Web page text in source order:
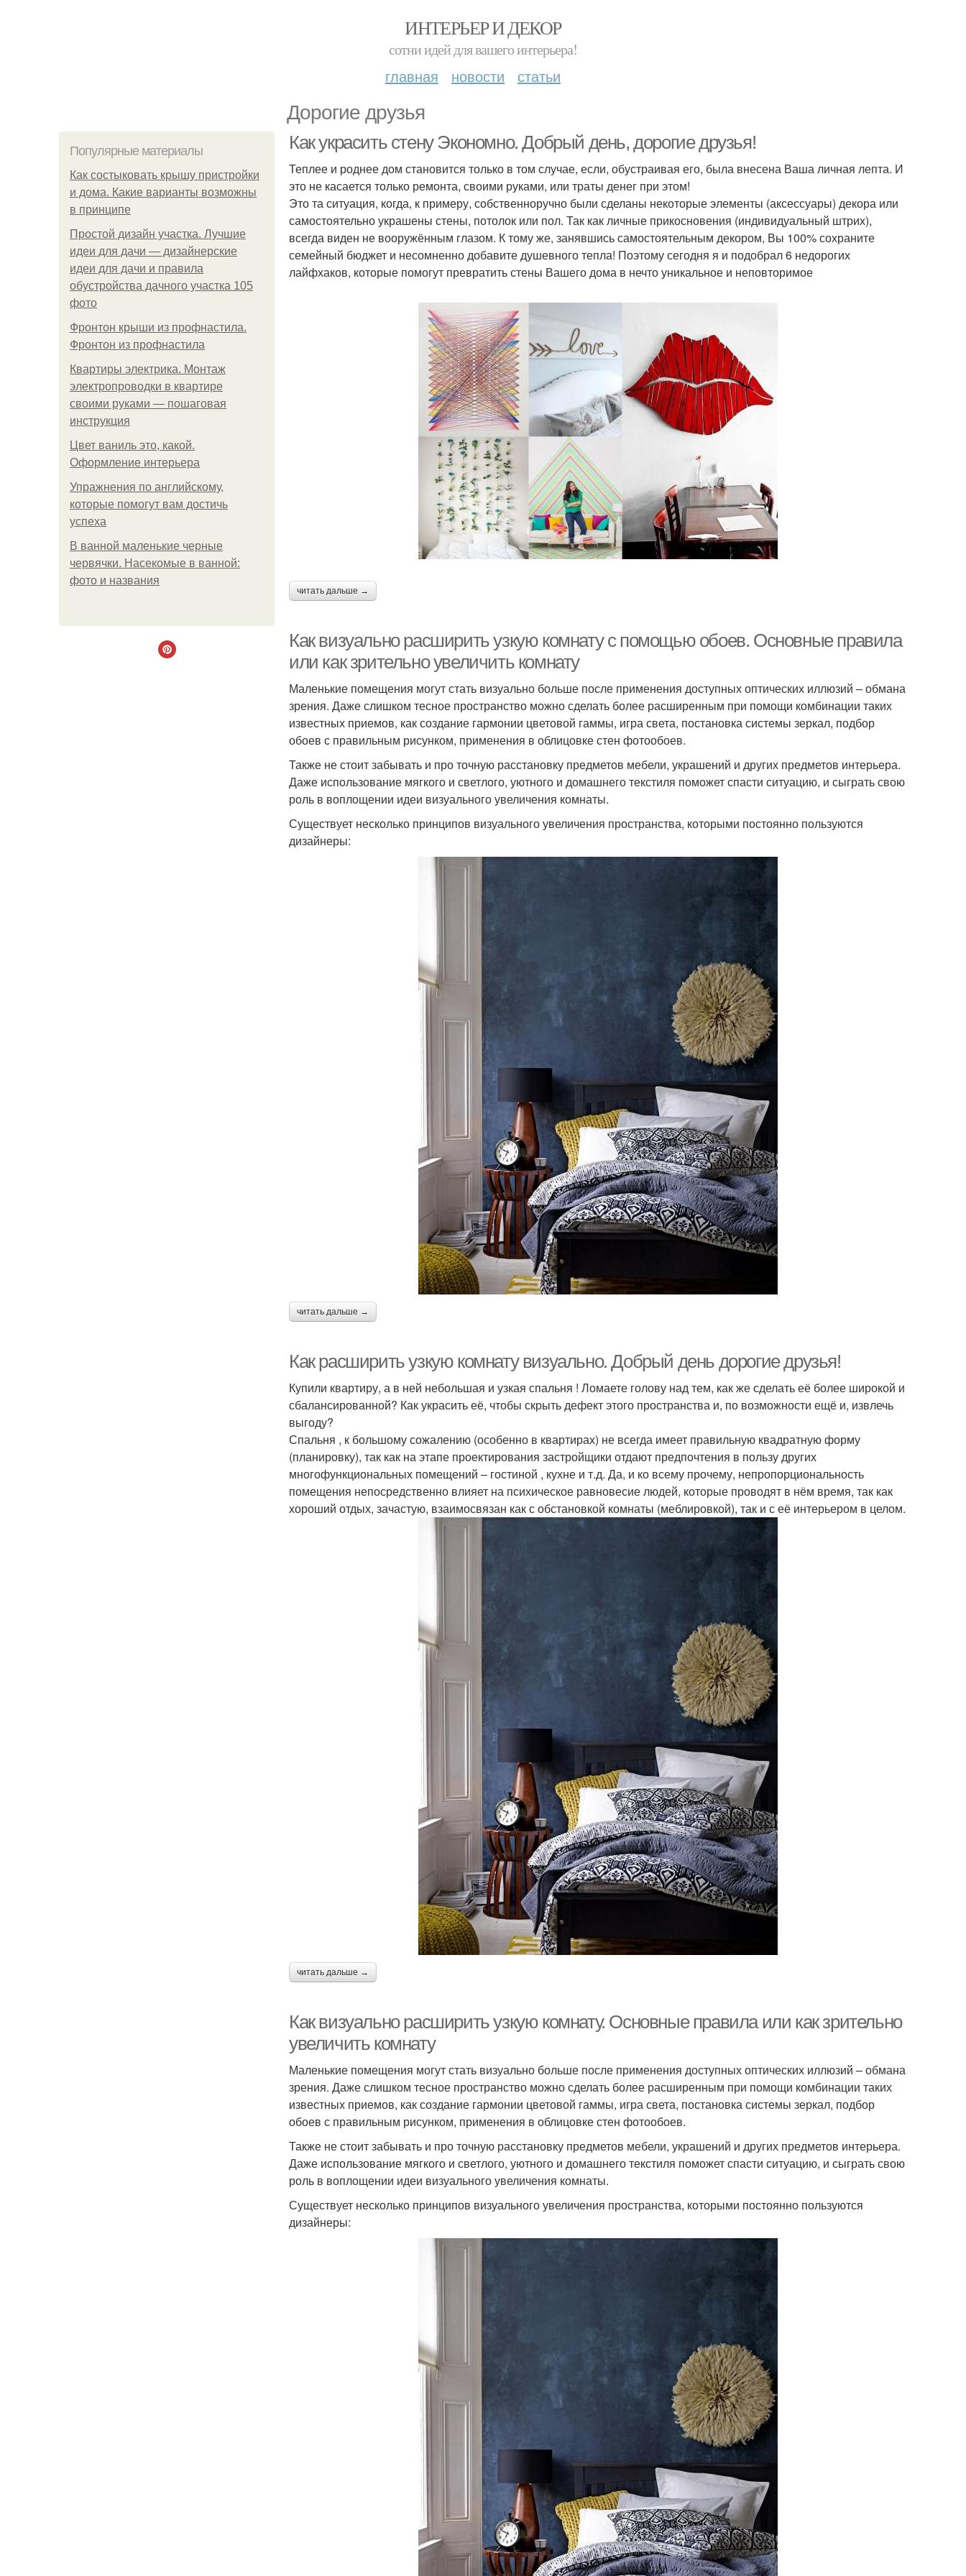
ИНТЕРЬЕР И ДЕКОР
сотни идей для вашего интерьера!
главная новости статьи
Дорогие друзья
Популярные материалы
Как состыковать крышу пристройки
и дома. Какие варианты возможны
в принципе
Простой дизайн участка. Лучшие
идеи для дачи — дизайнерские
идеи для дачи и правила
обустройства дачного участка 105
фото
Фронтон крыши из профнастила.
Фронтон из профнастила
Квартиры электрика. Монтаж
электропроводки в квартире
своими руками — пошаговая
инструкция
Цвет ваниль это, какой.
Оформление интерьера
Упражнения по английскому,
которые помогут вам достичь
успеха
В ванной маленькие черные
червячки. Насекомые в ванной:
фото и названия
Как украсить стену Экономно. Добрый день, дорогие друзья!
Теплее и роднее дом становится только в том случае, если, обустраивая его, была внесена Ваша личная лепта. И
это не касается только ремонта, своими руками, или траты денег при этом!
Это та ситуация, когда, к примеру, собственноручно были сделаны некоторые элементы (аксессуары) декора или
самостоятельно украшены стены, потолок или пол. Так как личные прикосновения (индивидуальный штрих),
всегда виден не вооружённым глазом. К тому же, занявшись самостоятельным декором, Вы 100% сохраните
семейный бюджет и несомненно добавите душевного тепла! Поэтому сегодня я и подобрал 6 недорогих
лайфхаков, которые помогут превратить стены Вашего дома в нечто уникальное и неповторимое
читать дальше →
Как визуально расширить узкую комнату с помощью обоев. Основные правила
или как зрительно увеличить комнату
Маленькие помещения могут стать визуально больше после применения доступных оптических иллюзий – обмана
зрения. Даже слишком тесное пространство можно сделать более расширенным при помощи комбинации таких
известных приемов, как создание гармонии цветовой гаммы, игра света, постановка системы зеркал, подбор
обоев с правильным рисунком, применения в облицовке стен фотообоев.
Также не стоит забывать и про точную расстановку предметов мебели, украшений и других предметов интерьера.
Даже использование мягкого и светлого, уютного и домашнего текстиля поможет спасти ситуацию, и сыграть свою
роль в воплощении идеи визуального увеличения комнаты.
Существует несколько принципов визуального увеличения пространства, которыми постоянно пользуются
дизайнеры:
читать дальше →
Как расширить узкую комнату визуально. Добрый день дорогие друзья!
Купили квартиру, а в ней небольшая и узкая спальня ! Ломаете голову над тем, как же сделать её более широкой и
сбалансированной? Как украсить её, чтобы скрыть дефект этого пространства и, по возможности ещё и, извлечь
выгоду?
Спальня , к большому сожалению (особенно в квартирах) не всегда имеет правильную квадратную форму
(планировку), так как на этапе проектирования застройщики отдают предпочтения в пользу других
многофункциональных помещений – гостиной , кухне и т.д. Да, и ко всему прочему, непропорциональность
помещения непосредственно влияет на психическое равновесие людей, которые проводят в нём время, так как
хороший отдых, зачастую, взаимосвязан как с обстановкой комнаты (меблировкой), так и с её интерьером в целом.
читать дальше →
Как визуально расширить узкую комнату. Основные правила или как зрительно
увеличить комнату
Маленькие помещения могут стать визуально больше после применения доступных оптических иллюзий – обмана
зрения. Даже слишком тесное пространство можно сделать более расширенным при помощи комбинации таких
известных приемов, как создание гармонии цветовой гаммы, игра света, постановка системы зеркал, подбор
обоев с правильным рисунком, применения в облицовке стен фотообоев.
Также не стоит забывать и про точную расстановку предметов мебели, украшений и других предметов интерьера.
Даже использование мягкого и светлого, уютного и домашнего текстиля поможет спасти ситуацию, и сыграть свою
роль в воплощении идеи визуального увеличения комнаты.
Существует несколько принципов визуального увеличения пространства, которыми постоянно пользуются
дизайнеры: